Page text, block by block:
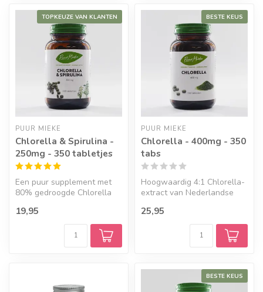
TOPKEUZE VAN KLANTEN
PUUR MIEKE
Chlorella & Spirulina -
250mg - 350 tabletjes
Een puur supplement met
80% gedroogde Chlorella
unieke...
19,95
BESTE KEUS
PUUR MIEKE
Chlorella - 400mg - 350
tabs
Hoogwaardig 4:1 Chlorella-
extract van Nederlandse
b...
25,95
BESTE KEUS